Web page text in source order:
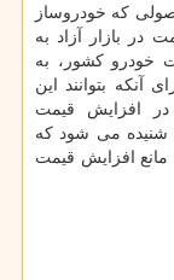
که خودروساز
در بازار آزاد به
کشور، به
بتوانند این
در افزایش قیمت
شنیده می شود که
مانع افزایش قیمت